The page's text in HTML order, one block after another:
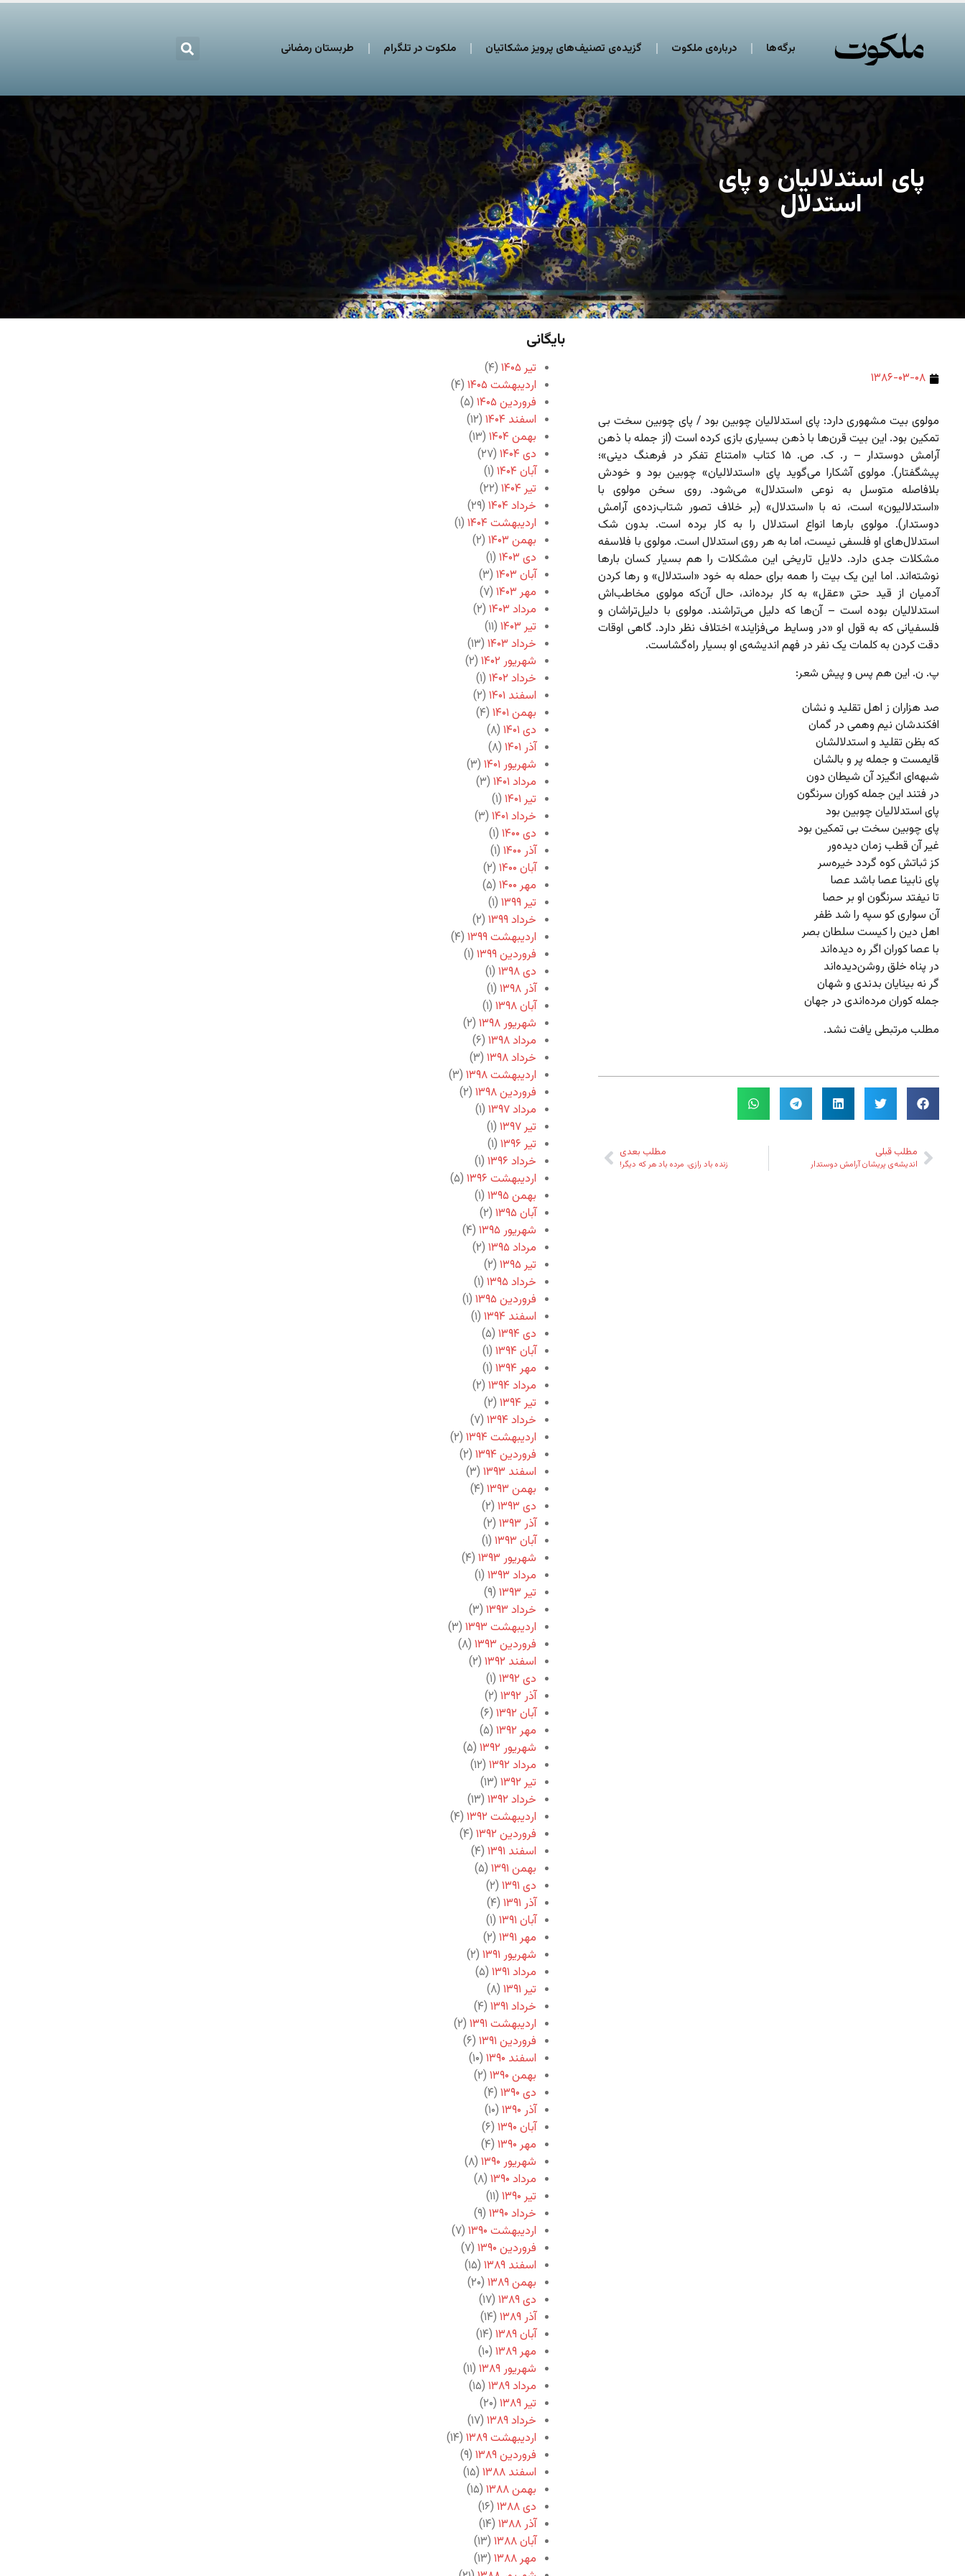
برگه‌ها درباره‌ی ملکوت گزیده‌ی تصنیف‌های پرویز مشکاتیان ملکوت در تلگرام طربستان رمضانی
پای استدلالیان و پای
استدلال
۱۳۸۶-۰۳-۰۸
مولوی بیت مشهوری دارد: پای استدلالیان چوبین بود / پای چوبین سخت بی
تمکین بود. این بیت قرن‌ها با ذهن بسیاری بازی کرده است (از جمله با ذهن
آرامش دوستدار – ر. ک. ص. ۱۵ کتاب «امتناع تفکر در فرهنگ دینی»؛
پیشگفتار). مولوی آشکارا می‌گوید پای «استدلالیان» چوبین بود و خودش
بلافاصله متوسل به نوعی «استدلال» می‌شود. روی سخن مولوی با
«استدلالیون»‌ است، نه با «استدلال» (بر خلاف تصور شتاب‌زده‌ی آرامش
دوستدار). مولوی بارها انواع استدلال را به کار برده است. بدون شک
استدلال‌های او فلسفی نیست، اما به هر روی استدلال است. مولوی با فلاسفه
مشکلات جدی دارد. دلایل تاریخی این مشکلات را هم بسیار کسان بارها
نوشته‌اند. اما این یک بیت را همه برای حمله به خود «استدلال» و رها کردن
آدمیان از قید حتی «عقل» به کار برده‌اند، حال آن‌که مولوی مخاطب‌اش
استدلالیان بوده است – آن‌ها که دلیل می‌تراشند. مولوی با دلیل‌تراشان و
فلسفیانی که به قول او «در وسایط می‌فزایند» اختلاف نظر دارد. گاهی اوقات
دقت کردن به کلمات یک نفر در فهم اندیشه‌ی او بسیار راه‌گشاست.
پ. ن. این هم پس و پیش شعر:
صد هزاران ز اهل تقلید و نشان
افکندشان نیم وهمی در گمان
که بظن تقلید و استدلالشان
قایمست و جمله پر و بالشان
شبهه‌ای انگیزد آن شیطان دون
در فتند این جمله کوران سرنگون
پای استدلالیان چوبین بود
پای چوبین سخت بی تمکین بود
غیر آن قطب زمان دیده‌ور
کز ثباتش کوه گردد خیره‌سر
پای نابینا عصا باشد عصا
تا نیفتد سرنگون او بر حصا
آن سواری کو سپه را شد ظفر
اهل دین را کیست سلطان بصر
با عصا کوران اگر ره دیده‌اند
در پناه خلق روشن‌دیده‌اند
گر نه بینایان بدندی و شهان
جمله کوران مرده‌اندی در جهان
مطلب مرتبطی یافت نشد.
مطلب قبلی
اندیشه‌ی پریشان آرامش دوستدار
مطلب بعدی
زنده باد رازی، مرده‌ باد هر که دیگر!
بایگانی
تیر ۱۴۰۵
(۴)
اردیبهشت ۱۴۰۵
(۴)
فروردین ۱۴۰۵
(۵)
اسفند ۱۴۰۴
(۱۲)
بهمن ۱۴۰۴
(۱۳)
دی ۱۴۰۴
(۲۷)
آبان ۱۴۰۴
(۱)
تیر ۱۴۰۴
(۲۲)
خرداد ۱۴۰۴
(۲۹)
اردیبهشت ۱۴۰۴
(۱)
بهمن ۱۴۰۳
(۲)
دی ۱۴۰۳
(۱)
آبان ۱۴۰۳
(۳)
مهر ۱۴۰۳
(۷)
مرداد ۱۴۰۳
(۲)
تیر ۱۴۰۳
(۱۱)
خرداد ۱۴۰۳
(۱۳)
شهریور ۱۴۰۲
(۲)
خرداد ۱۴۰۲
(۱)
اسفند ۱۴۰۱
(۲)
بهمن ۱۴۰۱
(۴)
دی ۱۴۰۱
(۸)
آذر ۱۴۰۱
(۸)
شهریور ۱۴۰۱
(۳)
مرداد ۱۴۰۱
(۳)
تیر ۱۴۰۱
(۱)
خرداد ۱۴۰۱
(۳)
دی ۱۴۰۰
(۱)
آذر ۱۴۰۰
(۱)
آبان ۱۴۰۰
(۲)
مهر ۱۴۰۰
(۵)
تیر ۱۳۹۹
(۱)
خرداد ۱۳۹۹
(۲)
اردیبهشت ۱۳۹۹
(۴)
فروردین ۱۳۹۹
(۱)
دی ۱۳۹۸
(۱)
آذر ۱۳۹۸
(۱)
آبان ۱۳۹۸
(۱)
شهریور ۱۳۹۸
(۲)
مرداد ۱۳۹۸
(۶)
خرداد ۱۳۹۸
(۳)
اردیبهشت ۱۳۹۸
(۳)
فروردین ۱۳۹۸
(۲)
مرداد ۱۳۹۷
(۱)
تیر ۱۳۹۷
(۱)
تیر ۱۳۹۶
(۱)
خرداد ۱۳۹۶
(۱)
اردیبهشت ۱۳۹۶
(۵)
بهمن ۱۳۹۵
(۱)
آبان ۱۳۹۵
(۲)
شهریور ۱۳۹۵
(۴)
مرداد ۱۳۹۵
(۲)
تیر ۱۳۹۵
(۲)
خرداد ۱۳۹۵
(۱)
فروردین ۱۳۹۵
(۱)
اسفند ۱۳۹۴
(۱)
دی ۱۳۹۴
(۵)
آبان ۱۳۹۴
(۱)
مهر ۱۳۹۴
(۱)
مرداد ۱۳۹۴
(۲)
تیر ۱۳۹۴
(۲)
خرداد ۱۳۹۴
(۷)
اردیبهشت ۱۳۹۴
(۲)
فروردین ۱۳۹۴
(۲)
اسفند ۱۳۹۳
(۳)
بهمن ۱۳۹۳
(۴)
دی ۱۳۹۳
(۲)
آذر ۱۳۹۳
(۲)
آبان ۱۳۹۳
(۱)
شهریور ۱۳۹۳
(۴)
مرداد ۱۳۹۳
(۱)
تیر ۱۳۹۳
(۹)
خرداد ۱۳۹۳
(۳)
اردیبهشت ۱۳۹۳
(۳)
فروردین ۱۳۹۳
(۸)
اسفند ۱۳۹۲
(۲)
دی ۱۳۹۲
(۱)
آذر ۱۳۹۲
(۲)
آبان ۱۳۹۲
(۶)
مهر ۱۳۹۲
(۵)
شهریور ۱۳۹۲
(۵)
مرداد ۱۳۹۲
(۱۲)
تیر ۱۳۹۲
(۱۳)
خرداد ۱۳۹۲
(۱۳)
اردیبهشت ۱۳۹۲
(۴)
فروردین ۱۳۹۲
(۴)
اسفند ۱۳۹۱
(۴)
بهمن ۱۳۹۱
(۵)
دی ۱۳۹۱
(۲)
آذر ۱۳۹۱
(۴)
آبان ۱۳۹۱
(۱)
مهر ۱۳۹۱
(۲)
شهریور ۱۳۹۱
(۲)
مرداد ۱۳۹۱
(۵)
تیر ۱۳۹۱
(۸)
خرداد ۱۳۹۱
(۴)
اردیبهشت ۱۳۹۱
(۲)
فروردین ۱۳۹۱
(۶)
اسفند ۱۳۹۰
(۱۰)
بهمن ۱۳۹۰
(۲)
دی ۱۳۹۰
(۴)
آذر ۱۳۹۰
(۱۰)
آبان ۱۳۹۰
(۶)
مهر ۱۳۹۰
(۴)
شهریور ۱۳۹۰
(۸)
مرداد ۱۳۹۰
(۸)
تیر ۱۳۹۰
(۱۱)
خرداد ۱۳۹۰
(۹)
اردیبهشت ۱۳۹۰
(۷)
فروردین ۱۳۹۰
(۷)
اسفند ۱۳۸۹
(۱۵)
بهمن ۱۳۸۹
(۲۰)
دی ۱۳۸۹
(۱۷)
آذر ۱۳۸۹
(۱۴)
آبان ۱۳۸۹
(۱۴)
مهر ۱۳۸۹
(۱۰)
شهریور ۱۳۸۹
(۱۱)
مرداد ۱۳۸۹
(۱۵)
تیر ۱۳۸۹
(۲۰)
خرداد ۱۳۸۹
(۱۷)
اردیبهشت ۱۳۸۹
(۱۴)
فروردین ۱۳۸۹
(۹)
اسفند ۱۳۸۸
(۱۵)
بهمن ۱۳۸۸
(۱۵)
دی ۱۳۸۸
(۱۶)
آذر ۱۳۸۸
(۱۴)
آبان ۱۳۸۸
(۱۳)
مهر ۱۳۸۸
(۱۳)